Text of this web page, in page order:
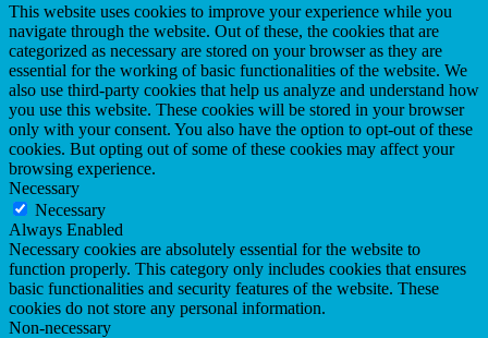
This website uses cookies to improve your experience while you
navigate through the website. Out of these, the cookies that are
categorized as necessary are stored on your browser as they are
essential for the working of basic functionalities of the website. We
also use third-party cookies that help us analyze and understand how
you use this website. These cookies will be stored in your browser
only with your consent. You also have the option to opt-out of these
cookies. But opting out of some of these cookies may affect your
browsing experience.
Necessary
Necessary
Always Enabled
Necessary cookies are absolutely essential for the website to
function properly. This category only includes cookies that ensures
basic functionalities and security features of the website. These
cookies do not store any personal information.
Non-necessary